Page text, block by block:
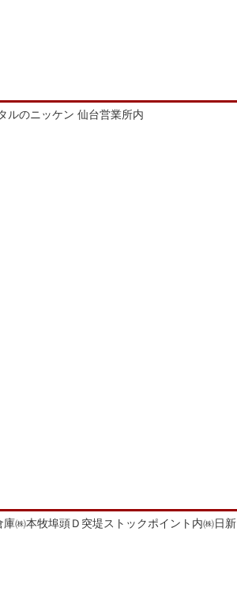
ルのニッケン 仙台営業所内
㈱本牧埠頭Ｄ突堤ストックポイント内㈱日新